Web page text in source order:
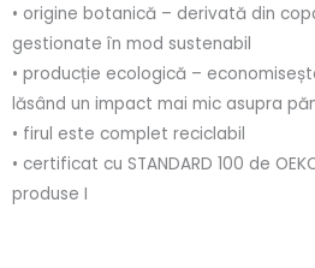
• origine botanică – derivată din
gestionate în mod sustenabil
• producție ecologică –
lăsând un impact mai mic asupra
• firul este complet reciclabil
• certificat cu STANDARD 100 de
produse I